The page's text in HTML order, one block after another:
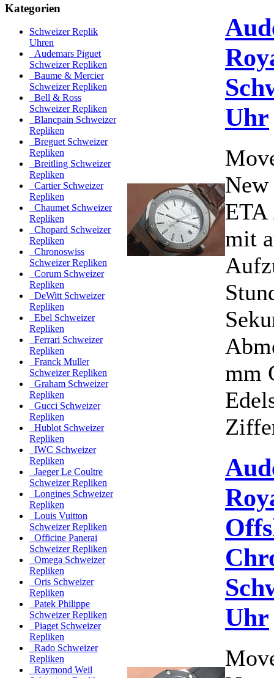
Kategorien
Schweizer Replik
Uhren
Audemars Piguet
Schweizer Repliken
Baume & Mercier
Schweizer Repliken
Bell & Ross
Schweizer Repliken
Blancpain Schweizer
Repliken
Breguet Schweizer
Repliken
Breitling Schweizer
Repliken
Cartier Schweizer
Repliken
Chaumet Schweizer
Repliken
Chopard Schweizer
Repliken
Chronoswiss
Schweizer Repliken
Corum Schweizer
Repliken
DeWitt Schweizer
Repliken
Ebel Schweizer
Repliken
Ferrari Schweizer
Repliken
Franck Muller
Schweizer Repliken
Graham Schweizer
Repliken
Gucci Schweizer
Repliken
Hublot Schweizer
Repliken
IWC Schweizer
Repliken
Jaeger Le Coultre
Schweizer Repliken
Longines Schweizer
Repliken
Louis Vuitton
Schweizer Repliken
Officine Panerai
Schweizer Repliken
Omega Schweizer
Repliken
Oris Schweizer
Repliken
Patek Philippe
Schweizer Repliken
Piaget Schweizer
Repliken
Rado Schweizer
Repliken
Raymond Weil
Uhr
New
ETA
mit
mm
Uhr